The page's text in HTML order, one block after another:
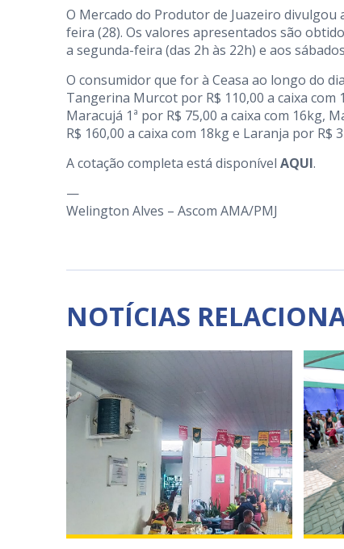
O Mercado do Produtor de Juazeiro
feira (28). Os valores apresentados são
a segunda-feira (das 2h às 22h) e aos
O consumidor que for à Ceasa ao longo do
Tangerina Murcot por R$ 110,00 a caixa
Maracujá 1ª por R$ 75,00 a caixa com 16kg,
R$ 160,00 a caixa com 18kg e Laranja por R$
A cotação completa está disponível AQUI.
—
Welington Alves – Ascom AMA/PMJ
NOTÍCIAS